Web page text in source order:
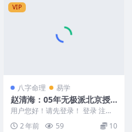
VIP
八字命理 易学
赵清海：05年无极派北京授
课笔记入室北子笔录
用户您好！请先登录！ 登录 注册
赵清海：05年无极派北京授课笔记
入室北子笔录 ...
2 年前 59 10